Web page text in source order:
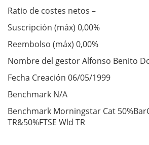
Ratio de costes netos –
Suscripción (máx) 0,00%
Reembolso (máx) 0,00%
Nombre del gestor Alfonso Benito
Fecha Creación 06/05/1999
Benchmark N/A
Benchmark Morningstar Cat
TR&50%FTSE Wld TR